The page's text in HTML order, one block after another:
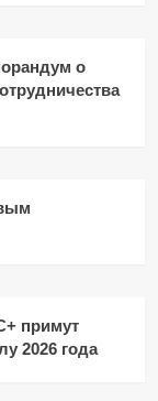
о
примут
2026 года